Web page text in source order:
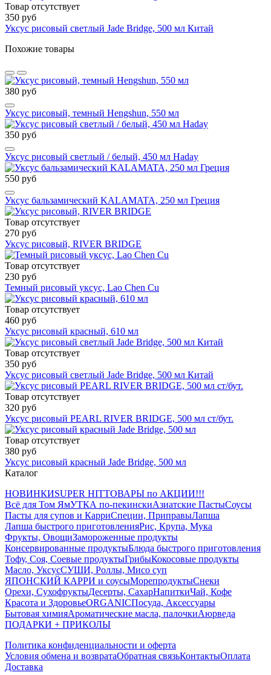
Товар отсутствует
350 руб
Уксус рисовый светлый Jade Bridge, 500 мл Китай
Похожие товары
380 руб
Уксус рисовый, темный Hengshun, 550 мл
350 руб
Уксус рисовый светлый / белый, 450 мл Haday
550 руб
Уксус бальзамический KALAMATA, 250 мл Греция
Товар отсутствует
270 руб
Уксус рисовый, RIVER BRIDGE
Товар отсутствует
230 руб
Темный рисовый уксус, Lao Chen Cu
Товар отсутствует
460 руб
Уксус рисовый красный, 610 мл
Товар отсутствует
350 руб
Уксус рисовый светлый Jade Bridge, 500 мл Китай
Товар отсутствует
320 руб
Уксус рисовый PEARL RIVER BRIDGE, 500 мл ст/бут.
Товар отсутствует
380 руб
Уксус рисовый красный Jade Bridge, 500 мл
Каталог
НОВИНКИSUPER HITТОВАРЫ по АКЦИИ!!!
Всё для Том ЯмУТКА по-пекинскиАзиатские ПастыСоусы
Пасты для супов и КарриСпеции, ПриправыЛапша
Лапша быстрого приготовленияРис, Крупа, Мука
Фрукты, ОвощиЗамороженные продукты
Консервированные продуктыБлюда быстрого приготовления
Тофу, Соя, Соевые продуктыГрибыКокосовые продукты
Масло, УксусСУШИ, Роллы, Мисо суп
ЯПОНСКИЙ КАРРИ и соусыМорепродуктыСнеки
Орехи, СухофруктыДесерты, СахарНапиткиЧай, Кофе
Красота и ЗдоровьеORGANICПосуда, Аксессуары
Бытовая химияАроматические масла, палочкиАюрведа
ПОДАРКИ + ПРИКОЛЫ
Политика конфиденциальности и оферта
Условия обмена и возвратаОбратная связьКонтактыОплата
Доставка